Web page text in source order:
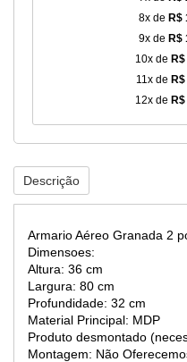
8x de R$
9x de R$
10x de
11x de
12x de
Descrição
Armario Aéreo Granada 2
Dimensoes:
Altura: 36 cm
Largura: 80 cm
Profundidade: 32 cm
Material Principal: MDP
Produto desmontado
Montagem: Não